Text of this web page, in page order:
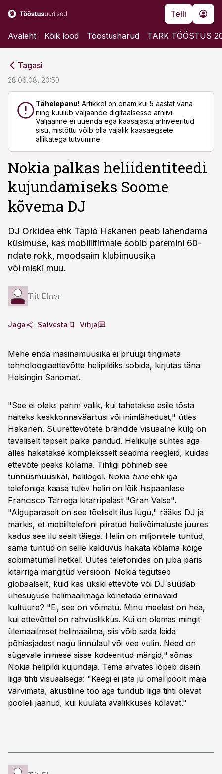
Telli
Avaleht Kõik lood Tööstusharud TARK TÖÖSTUS
Tagasi
28.06.08, 20:50
Tähelepanu! Artikkel on enam kui 5 aastat vana
ning kuulub väljaande digitaalsesse arhiivi.
Väljaanne ei uuenda ega kaasajasta arhiveeritud
sisu, mistõttu võib olla vajalik kaasaegsete
allikatega tutvumine
Nokia palkas heliidentiteedi
kujundamiseks Soome
kõvema DJ
DJ Orkidea ehk Tapio Hakanen peab lahendama
küsimuse, kas mobiilifirmale sobib paremini 60-
ndate rokk, moodsaim klubimuusika
või miski muu.
Tiit Elner
Jaga Salvesta Vihja
Mehe enda masinamuusika ei pruugi tingimata
tehnoloogiaettevõtte helipildiks sobida, kirjutas täna
Helsingin Sanomat.
"See ei oleks parim valik, kui tahetakse esile tõsta
näiteks keskkonnaväärtusi või inimlähedust," ütles
Hakanen. Suurettevõtete brändide visuaalne külg on
tavaliselt täpselt paika pandud. Helikülje suhtes aga
alles hakatakse kompleksselt seadma reegleid, kuidas
ettevõte peaks kõlama. Tihtigi põhineb see
tunnusmuusikal, helilogol. Nokia tuneehk iga
telefoniga kaasa tulev helin on lõik hispaanlase
Francisco Tarrega kitarripalast "Gran Valse".
"Algupäraselt on see tõeliselt ilus lugu," rääkis DJ ja
märkis, et mobiiltelefoni piiratud helivõimaluste juures
kadus see ilu sealt täiega. Helin on miljonitele tuntud,
sama tuntud on selle kalduvus hakata kõlama kõige
sobimatumal hetkel. Uutes telefonides on juba päris
kitarriga mängitud versioon. Nokia tegutseb
globaalselt, kuid kas ükski ettevõte või DJ suudab
ühesuguse helimaailmaga kõnetada erinevaid
kultuure? "Ei, see on võimatu. Minu meelest on hea,
kui ettevõttel on rahvuslikkus. Kui on olemas mingit
ülemaailmset helimaailma, siis võib seda leida
põhiasjadest nagu linnulaul või vee vulin. Need on
sügavale inimese sisse kodeeritud märgid," sõnas
Nokia helipildi kujundaja. Tema arvates lõpeb disain
liiga tihti visuaalsega: "Keegi ei jäta ju omal poolt maja
värvimata, akustiline töö aga tundub liiga tihti olevat
pooleli jäänud, kui kuulata avalikkuses kõlavat."